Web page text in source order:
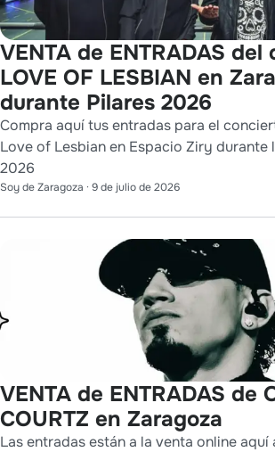
VENTA de ENTRADAS
LOVE OF LESBIAN en
durante Pilares 2026
Compra aquí tus entradas para el
Love of Lesbian en Espacio Ziry durante
2026
Soy de Zaragoza · 9 de julio de 2026
VENTA de ENTRADAS de
COURTZ en Zaragoza
Las entradas están a la venta online